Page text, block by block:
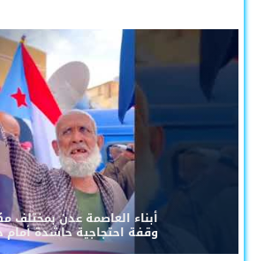
أبناء العاصمة عدن بمختلف
وقفة احتجاجية حاشدة أمام